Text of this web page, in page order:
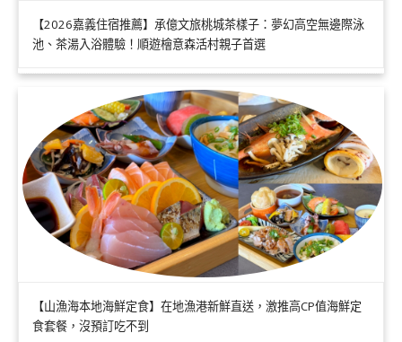
【2026嘉義住宿推薦】承億文旅桃城茶樣子：夢幻高空無邊際泳
池、茶湯入浴體驗！順遊檜意森活村親子首選
【山漁海本地海鮮定食】在地漁港新鮮直送，激推高CP值海鮮定
食套餐，沒預訂吃不到